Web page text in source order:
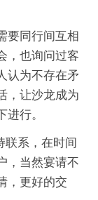
要同行间互相
，也询问过客
认为不存在矛
，让沙龙成为
行。
联系，在时间
，当然宴请不
，更好的交